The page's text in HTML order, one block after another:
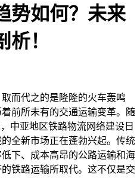
势如何？未来
！
而代之的是隆隆的火车轰鸣
前所未有的交通运输变革。随
中亚地区铁路物流网络建设日
全新市场正在蓬勃兴起。传统
下、成本高昂的公路运输和海
铁路运输所取代。这不仅是交